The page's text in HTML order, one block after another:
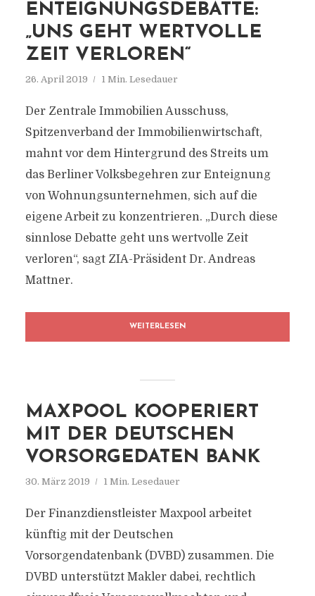
ENTEIGNUNGSDEBATTE:
„UNS GEHT WERTVOLLE
ZEIT VERLOREN“
26. April 2019 1 Min. Lesedauer
Der Zentrale Immobilien Ausschuss,
Spitzenverband der Immobilienwirtschaft,
mahnt vor dem Hintergrund des Streits um
das Berliner Volksbegehren zur Enteignung
von Wohnungsunternehmen, sich auf die
eigene Arbeit zu konzentrieren. „Durch diese
sinnlose Debatte geht uns wertvolle Zeit
verloren“, sagt ZIA-Präsident Dr. Andreas
Mattner.
WEITERLESEN
MAXPOOL KOOPERIERT
MIT DER DEUTSCHEN
VORSORGEDATEN BANK
30. März 2019 1 Min. Lesedauer
Der Finanzdienstleister Maxpool arbeitet
künftig mit der Deutschen
Vorsorgendatenbank (DVBD) zusammen. Die
DVBD unterstützt Makler dabei, rechtlich